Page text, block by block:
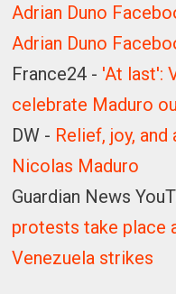
Adrian Duno
Adrian Duno
France24 - 'At last':
celebrate Maduro
DW - Relief, joy,
Nicolas Maduro
Guardian News
protests take place
Venezuela strikes